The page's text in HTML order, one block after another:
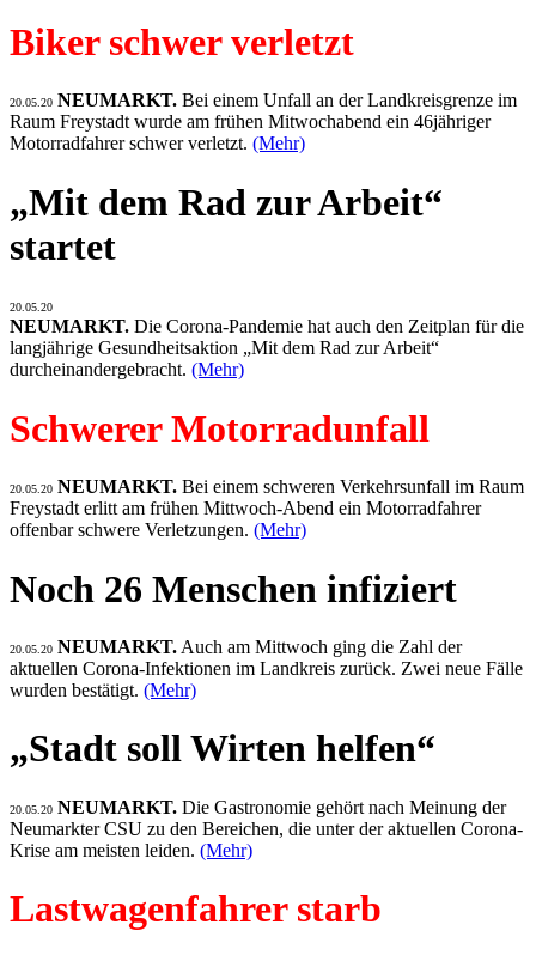
Biker schwer verletzt
20.05.20 NEUMARKT. Bei einem Unfall an der Landkreisgrenze im
Raum Freystadt wurde am frühen Mitwochabend ein 46jähriger
Motorradfahrer schwer verletzt. (Mehr)
„Mit dem Rad zur Arbeit“
startet
20.05.20
NEUMARKT. Die Corona-Pandemie hat auch den Zeitplan für die
langjährige Gesundheitsaktion „Mit dem Rad zur Arbeit“
durcheinandergebracht. (Mehr)
Schwerer Motorradunfall
20.05.20 NEUMARKT. Bei einem schweren Verkehrsunfall im Raum
Freystadt erlitt am frühen Mittwoch-Abend ein Motorradfahrer
offenbar schwere Verletzungen. (Mehr)
Noch 26 Menschen infiziert
20.05.20 NEUMARKT. Auch am Mittwoch ging die Zahl der
aktuellen Corona-Infektionen im Landkreis zurück. Zwei neue Fälle
wurden bestätigt. (Mehr)
„Stadt soll Wirten helfen“
20.05.20 NEUMARKT. Die Gastronomie gehört nach Meinung der
Neumarkter CSU zu den Bereichen, die unter der aktuellen Corona-
Krise am meisten leiden. (Mehr)
Lastwagenfahrer starb